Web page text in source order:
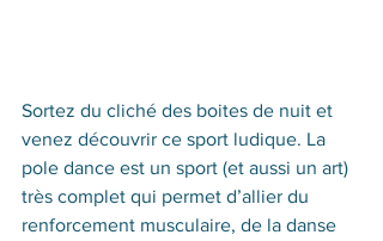
Sortez du cliché des boites de nuit et
venez découvrir ce sport ludique. La
pole dance est un sport (et aussi un art)
très complet qui permet d’allier du
renforcement musculaire, de la danse